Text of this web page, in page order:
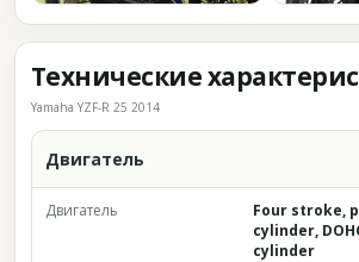
Технические
Yamaha YZF-R 25 2014
Двигатель
Двигатель
Four stroke,
cylinder,
cylinder